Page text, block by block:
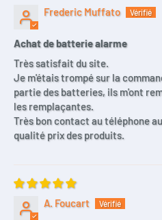
Frederic Muffato
Achat de batterie alarme
Très satisfait du site.
Je m'étais trompé sur la
partie des batteries, ils m'ont
les remplaçantes.
Très bon contact au téléphone
qualité prix des produits.
A. Foucart